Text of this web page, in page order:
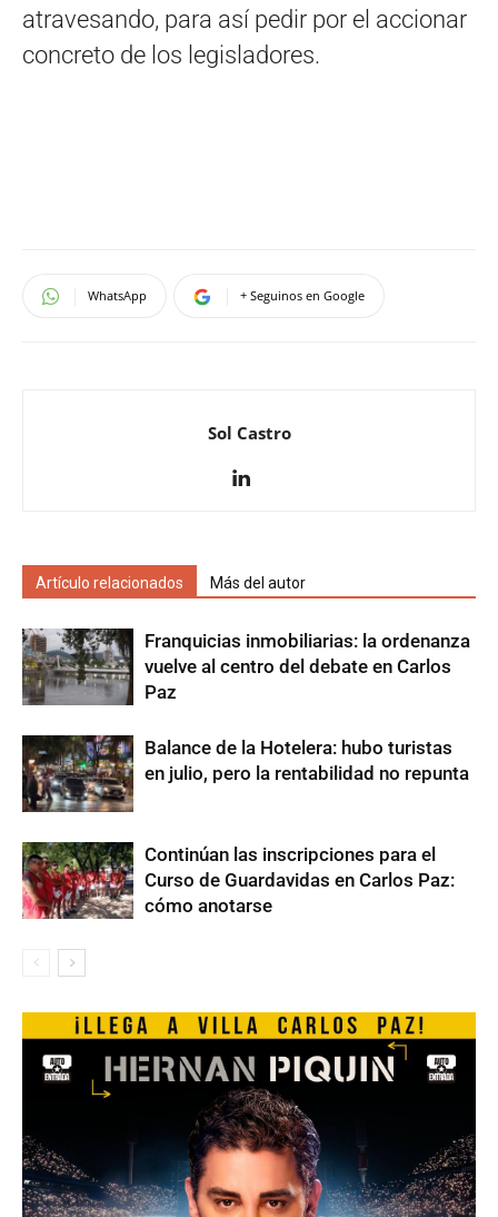
atravesando, para así pedir por el accionar
concreto de los legisladores.
WhatsApp + Seguinos en Google
Sol Castro
Artículo relacionados Más del autor
Franquicias inmobiliarias: la ordenanza
vuelve al centro del debate en Carlos
Paz
Balance de la Hotelera: hubo turistas
en julio, pero la rentabilidad no repunta
Continúan las inscripciones para el
Curso de Guardavidas en Carlos Paz:
cómo anotarse